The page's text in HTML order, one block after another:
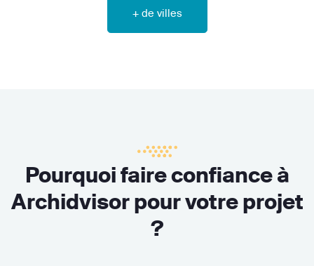
+ de villes
Pourquoi faire confiance à
Archidvisor pour votre projet
?